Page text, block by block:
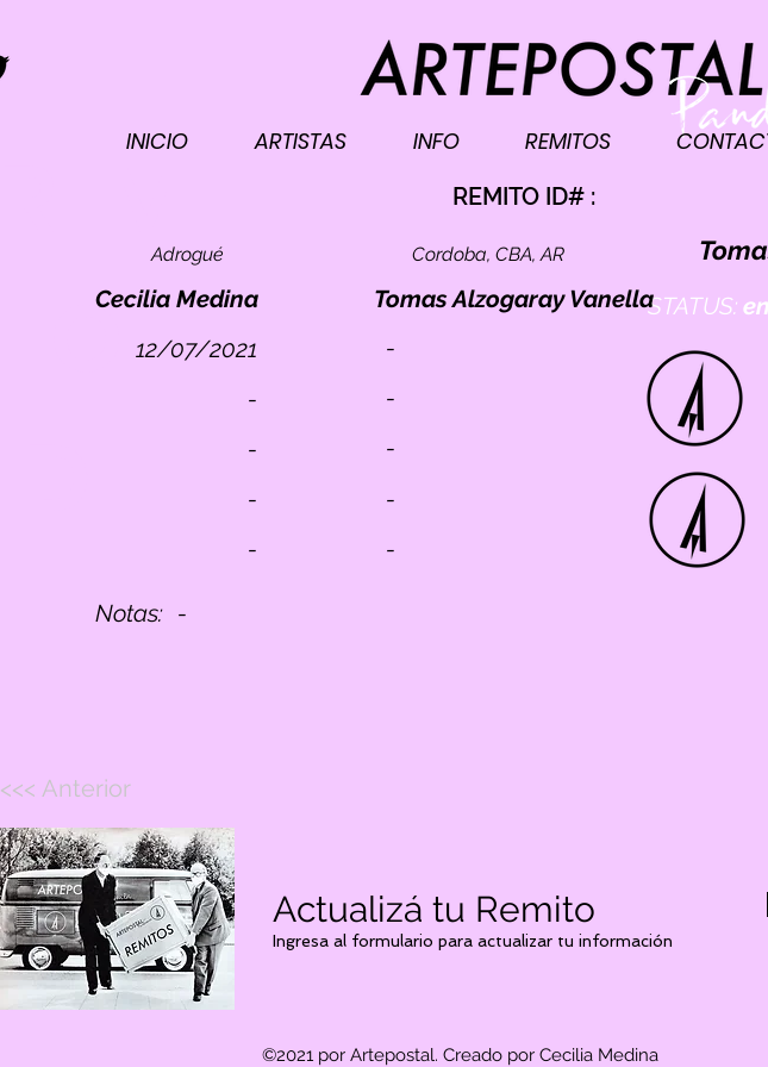
INICIO ARTISTAS INFO REMITOS
TO
Adrogué Cordoba, CBA, AR
Notas:
REMITO ID# :
STATUS:
-
Cecilia Medina Tomas Alzogaray Vanella
<<< Anterior
12/07/2021
-
-
-
-
-
-
-
-
-
Actualizá tu Remito
Ingresa al formulario para actualizar tu información
©2021 por Artepostal. Creado por Cecilia Medina